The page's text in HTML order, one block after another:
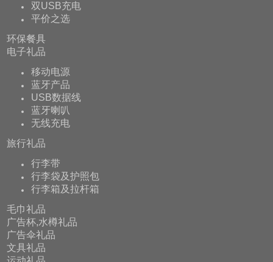
双USB充电
平价之选
环保餐具
电子礼品
移动电源
蓝牙产品
USB数据线
蓝牙喇叭
无线充电
旅行礼品
行李带
行李袋及护照包
行李箱及拉杆箱
毛巾礼品
广告杯,水樽礼品
广告伞礼品
文具礼品